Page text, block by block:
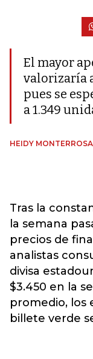
El mayor
valorizaría
pues se
a 1.349
HEIDY
Tras la
la semana
precios de
analistas
divisa
$3.450 en la
promedio, los
billete verde